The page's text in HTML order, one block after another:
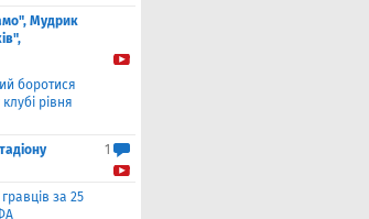
Мудрик
боротися
рівня
1
за 25